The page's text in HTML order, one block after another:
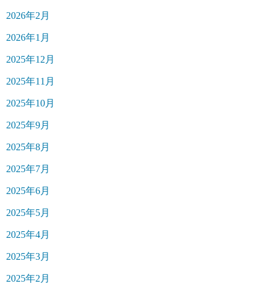
2026年2月
2026年1月
2025年12月
2025年11月
2025年10月
2025年9月
2025年8月
2025年7月
2025年6月
2025年5月
2025年4月
2025年3月
2025年2月